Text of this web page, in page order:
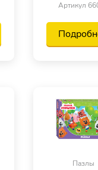
Артикул
Пазлы